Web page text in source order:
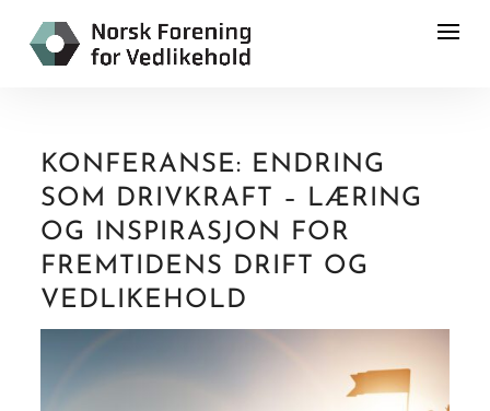
KONFERANSE: ENDRING
SOM DRIVKRAFT – LÆRING
OG INSPIRASJON FOR
FREMTIDENS DRIFT OG
VEDLIKEHOLD